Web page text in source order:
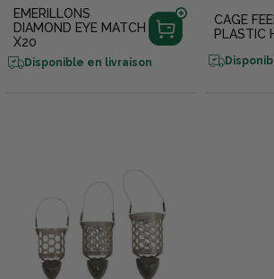
EMERILLONS
DIAMOND EYE MATCH
X20
Disponible en livraison
CAGE
PLASTIC